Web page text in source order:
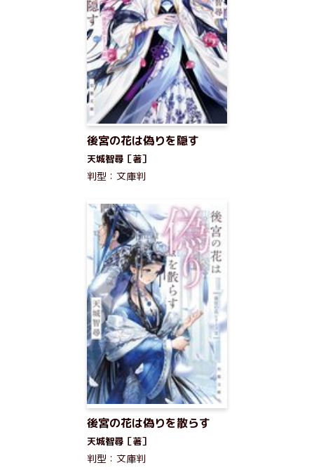
後宮の花は偽りを隠す
天城智尋［著］
判型：文庫判
後宮の花は偽りを散らす
天城智尋［著］
判型：文庫判